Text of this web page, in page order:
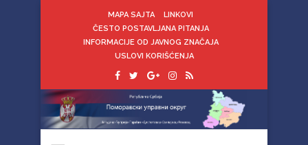
MAPA SAJTA
LINKOVI
ČESTO POSTAVLJANA PITANJA
INFORMACIJE OD JAVNOG ZNAČAJA
USLOVI KORIŠĆENJA